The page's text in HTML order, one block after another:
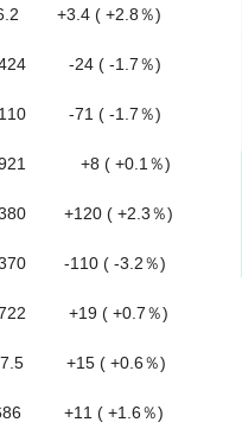
126.2　　 +3.4 ( +2.8％)
1424 　　 -24 ( -1.7％)
4110 　　 -71 ( -1.7％)
5921　　　 +8 ( +0.1％)
5380　　 +120 ( +2.3％)
3370　　 -110 ( -3.2％)
2722 　　 +19 ( +0.7％)
　　 +15 ( +0.6％)
　 686 　　 +11 ( +1.6％)